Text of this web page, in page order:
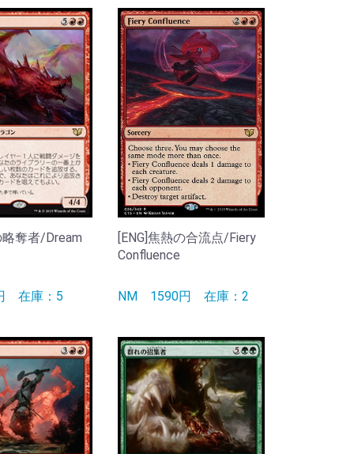
奪者/Dream
在庫：5
[ENG]焦熱の合流点/Fiery
Confluence
NM 1590円在庫：2